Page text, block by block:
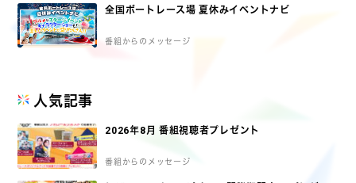
全国ボートレース場 夏休みイベントナビ
番組からのメッセージ
人気記事
2026年8月 番組視聴者プレゼント
番組からのメッセージ